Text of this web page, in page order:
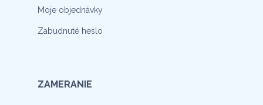
Moje objednávky
Zabudnuté heslo
ZAMERANIE